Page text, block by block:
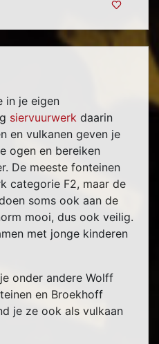
in je eigen
siervuurwerk daarin
en vulkanen geven je
ogen en bereiken
De meeste fonteinen
categorie F2, maar de
soms ook aan de
mooi, dus ook veilig.
met jonge kinderen
onder andere Wolff
en Broekhoff
je ze ook als vulkaan